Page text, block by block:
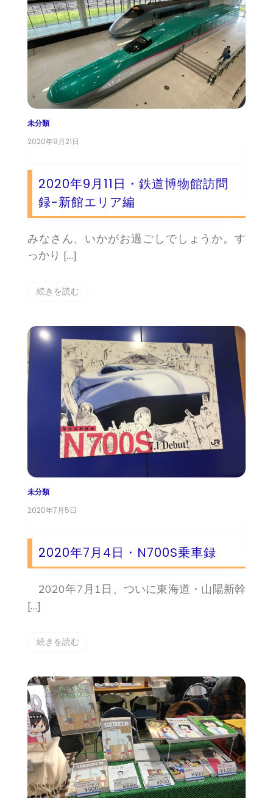
未分類
2020年9月21日
2020年9月11日・鉄道博物館訪問
録-新館エリア編
みなさん、いかがお過ごしでしょうか。す
っかり […]
続きを読む
未分類
2020年7月5日
2020年7月4日・N700S乗車録
2020年7月1日、ついに東海道・山陽新幹
[…]
続きを読む